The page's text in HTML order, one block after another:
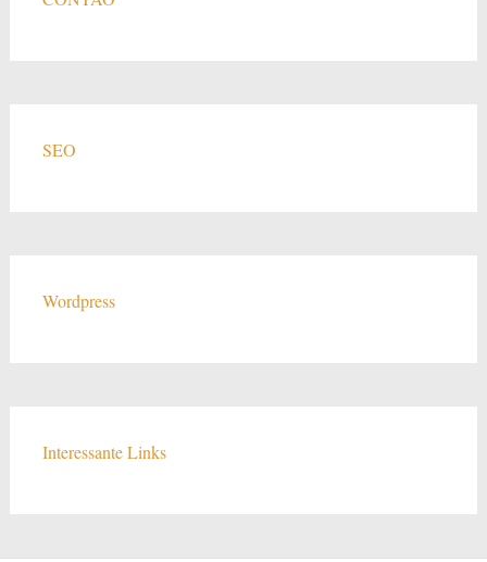
SEO
Wordpress
Interessante Links